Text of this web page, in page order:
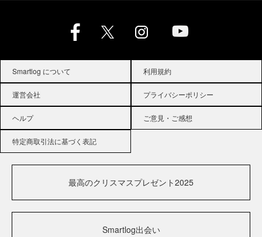
Smartlog について 利用規約
運営会社 プライバシーポリシー
ヘルプ ご意見・ご感想
特定商取引法に基づく表記
最高のクリスマスプレゼント2025
Smartlog出会い